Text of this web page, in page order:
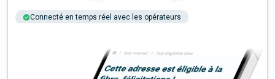
Connecté en temps réel avec les opérateurs